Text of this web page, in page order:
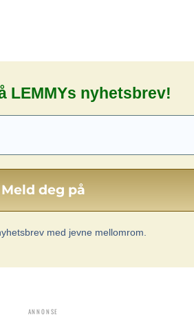
LEMMYs nyhetsbrev!
med jevne mellomrom.
ANNONSE